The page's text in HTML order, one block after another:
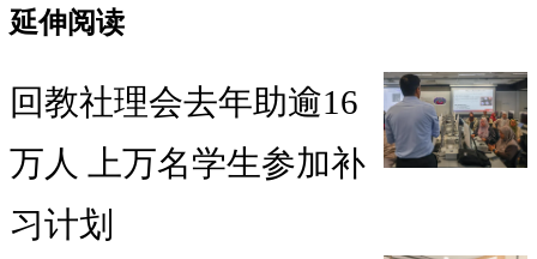
延伸阅读
回教社理会去年助逾16
万人 上万名学生参加补
习计划